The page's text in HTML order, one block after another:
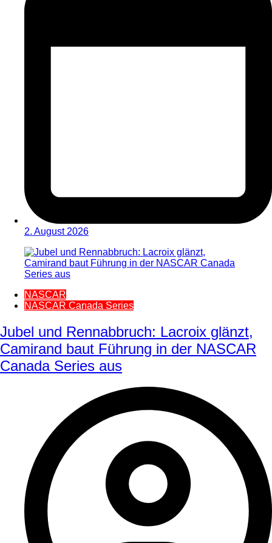
2. August 2026
NASCAR
NASCAR Canada Series
Jubel und Rennabbruch: Lacroix glänzt,
Camirand baut Führung in der NASCAR
Canada Series aus